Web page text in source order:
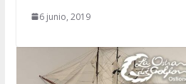
6 junio, 2019